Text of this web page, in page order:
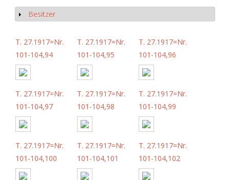
Show
Besitzer
T. 27.1917=Nr.
101-104,94
T. 27.1917=Nr.
101-104,95
T. 27.1917=Nr.
101-104,96
T. 27.1917=Nr.
101-104,97
T. 27.1917=Nr.
101-104,98
T. 27.1917=Nr.
101-104,99
T. 27.1917=Nr.
101-104,100
T. 27.1917=Nr.
101-104,101
T. 27.1917=Nr.
101-104,102